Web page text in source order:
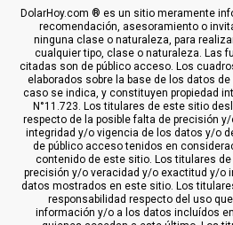
DolarHoy.com ® es un sitio meramente
recomendación, asesoramiento o
ninguna clase o naturaleza, para
cualquier tipo, clase o naturaleza. Las
citadas son de público acceso. Los
elaborados sobre la base de los datos
caso se indica, y constituyen propiedad
N°11.723. Los titulares de este sitio
respecto de la posible falta de precisión
integridad y/o vigencia de los datos y/o
de público acceso tenidos en
contenido de este sitio. Los titulares
precisión y/o veracidad y/o exactitud y/o
datos mostrados en este sitio. Los
responsabilidad respecto del uso
información y/o a los datos incluídos